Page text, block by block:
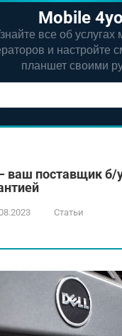
Mobile
все об
и настройте
планшет своими
ваш поставщик б/
Статьи